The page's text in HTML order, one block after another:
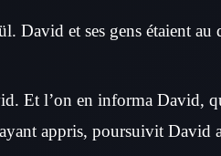
David et ses gens étaient au
Et l’on en informa David,
appris, poursuivit David